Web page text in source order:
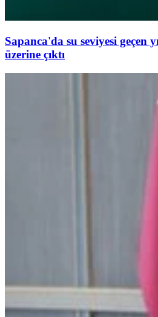
Sapanca'da su seviyesi geçen
üzerine çıktı